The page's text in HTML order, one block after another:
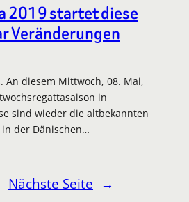
2019 startet diese
Veränderungen
An diesem Mittwoch, 08. Mai,
in
sind wieder die altbekannten
der Dänischen…
Nächste Seite →